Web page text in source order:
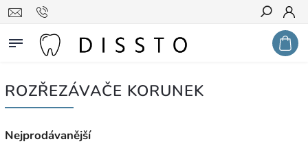
Hledat
ROZŘEZÁVAČE KORUNEK
Nejprodávanější